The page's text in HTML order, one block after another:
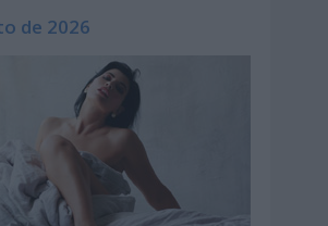
de 2026